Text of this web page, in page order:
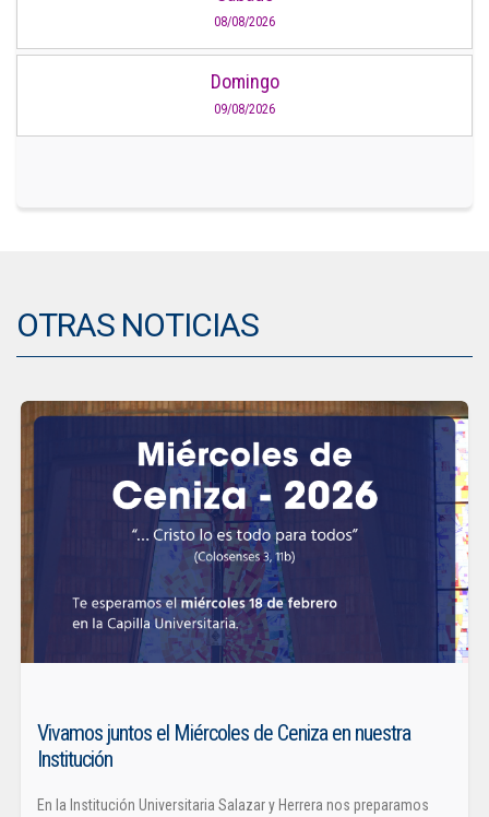
08/08/2026
Domingo
09/08/2026
OTRAS NOTICIAS
Vivamos juntos el Miércoles de Ceniza en nuestra
Institución
En la Institución Universitaria Salazar y Herrera nos preparamos